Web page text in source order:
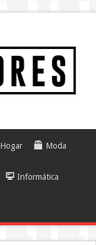
Hogar Moda
Informática